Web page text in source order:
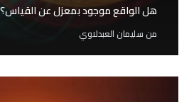
هل الواقع موجود بمعزل عن القياس؟
من سليمان العبدلاوي